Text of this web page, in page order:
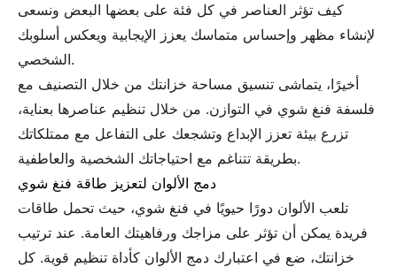
كيف تؤثر العناصر في كل فئة على بعضها البعض ونسعى
لإنشاء مظهر وإحساس متماسك يعزز الإيجابية ويعكس أسلوبك
الشخصي.
أخيرًا، يتماشى تنسيق مساحة خزانتك من خلال التصنيف مع
فلسفة فنغ شوي في التوازن. من خلال تنظيم عناصرها بعناية،
تزرع بيئة تعزز الإبداع وتشجعك على التفاعل مع ممتلكاتك
بطريقة تتناغم مع احتياجاتك الشخصية والعاطفية.
دمج الألوان لتعزيز طاقة فنغ شوي
تلعب الألوان دورًا حيويًا في فنغ شوي، حيث تحمل طاقات
فريدة يمكن أن تؤثر على مزاجك ورفاهيتك العامة. عند ترتيب
خزانتك، ضع في اعتبارك دمج الألوان كأداة تنظيم قوية. كل